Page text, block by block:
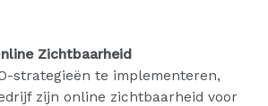
Zichtbaarheid
strategieën te implementeren,
zijn online zichtbaarheid voor